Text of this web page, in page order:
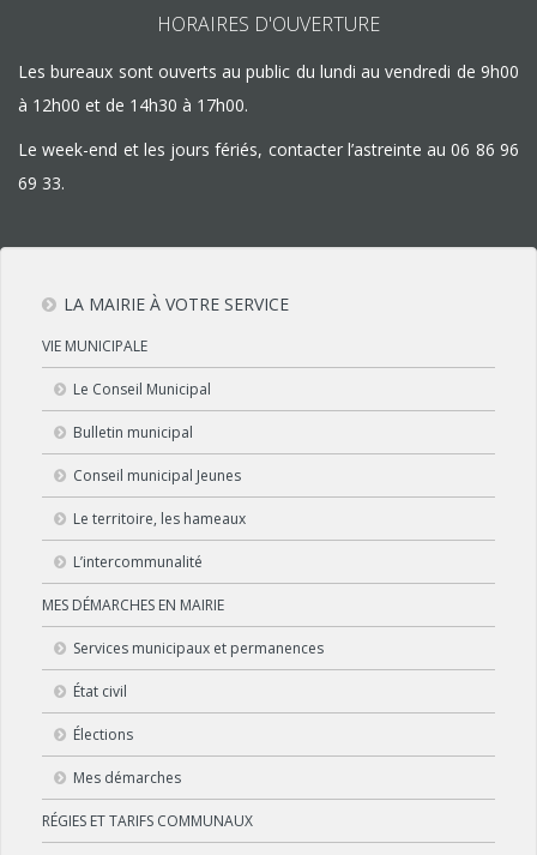
HORAIRES D'OUVERTURE
Les bureaux sont ouverts au public du lundi au vendredi de 9h00
à 12h00 et de 14h30 à 17h00.
Le week-end et les jours fériés, contacter l’astreinte au06 86 96
69 33.
LA MAIRIE À VOTRE SERVICE
VIE MUNICIPALE
Le Conseil Municipal
Bulletin municipal
Conseil municipal Jeunes
Le territoire, les hameaux
L’intercommunalité
MES DÉMARCHES EN MAIRIE
Services municipaux et permanences
État civil
Élections
Mes démarches
RÉGIES ET TARIFS COMMUNAUX